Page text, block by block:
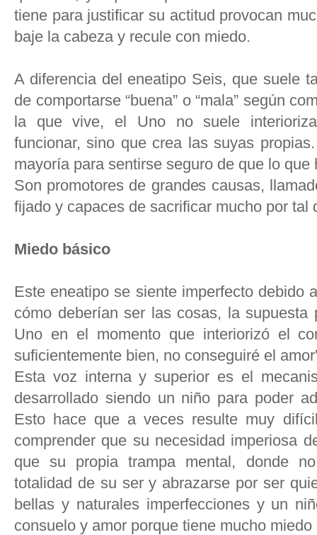
tiene para justificar su actitud provocan
baje la cabeza y recule con miedo.
A diferencia del eneatipo Seis, que suele
de comportarse “buena” o “mala” según
la que vive, el Uno no suele
funcionar, sino que crea las suyas
mayoría para sentirse seguro de que lo que
Son promotores de grandes causas,
fijado y capaces de sacrificar mucho por tal
Miedo básico
Este eneatipo se siente imperfecto debido
cómo deberían ser las cosas, la supuesta
Uno en el momento que interiorizó el
suficientemente bien, no conseguiré el
Esta voz interna y superior es el
desarrollado siendo un niño para poder
Esto hace que a veces resulte muy
comprender que su necesidad imperiosa
que su propia trampa mental, donde
totalidad de su ser y abrazarse por ser
bellas y naturales imperfecciones y un
consuelo y amor porque tiene mucho